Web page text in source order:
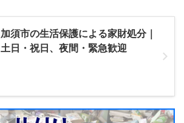
加須市の生活保護による家財処分｜
土日・祝日、夜間・緊急歓迎